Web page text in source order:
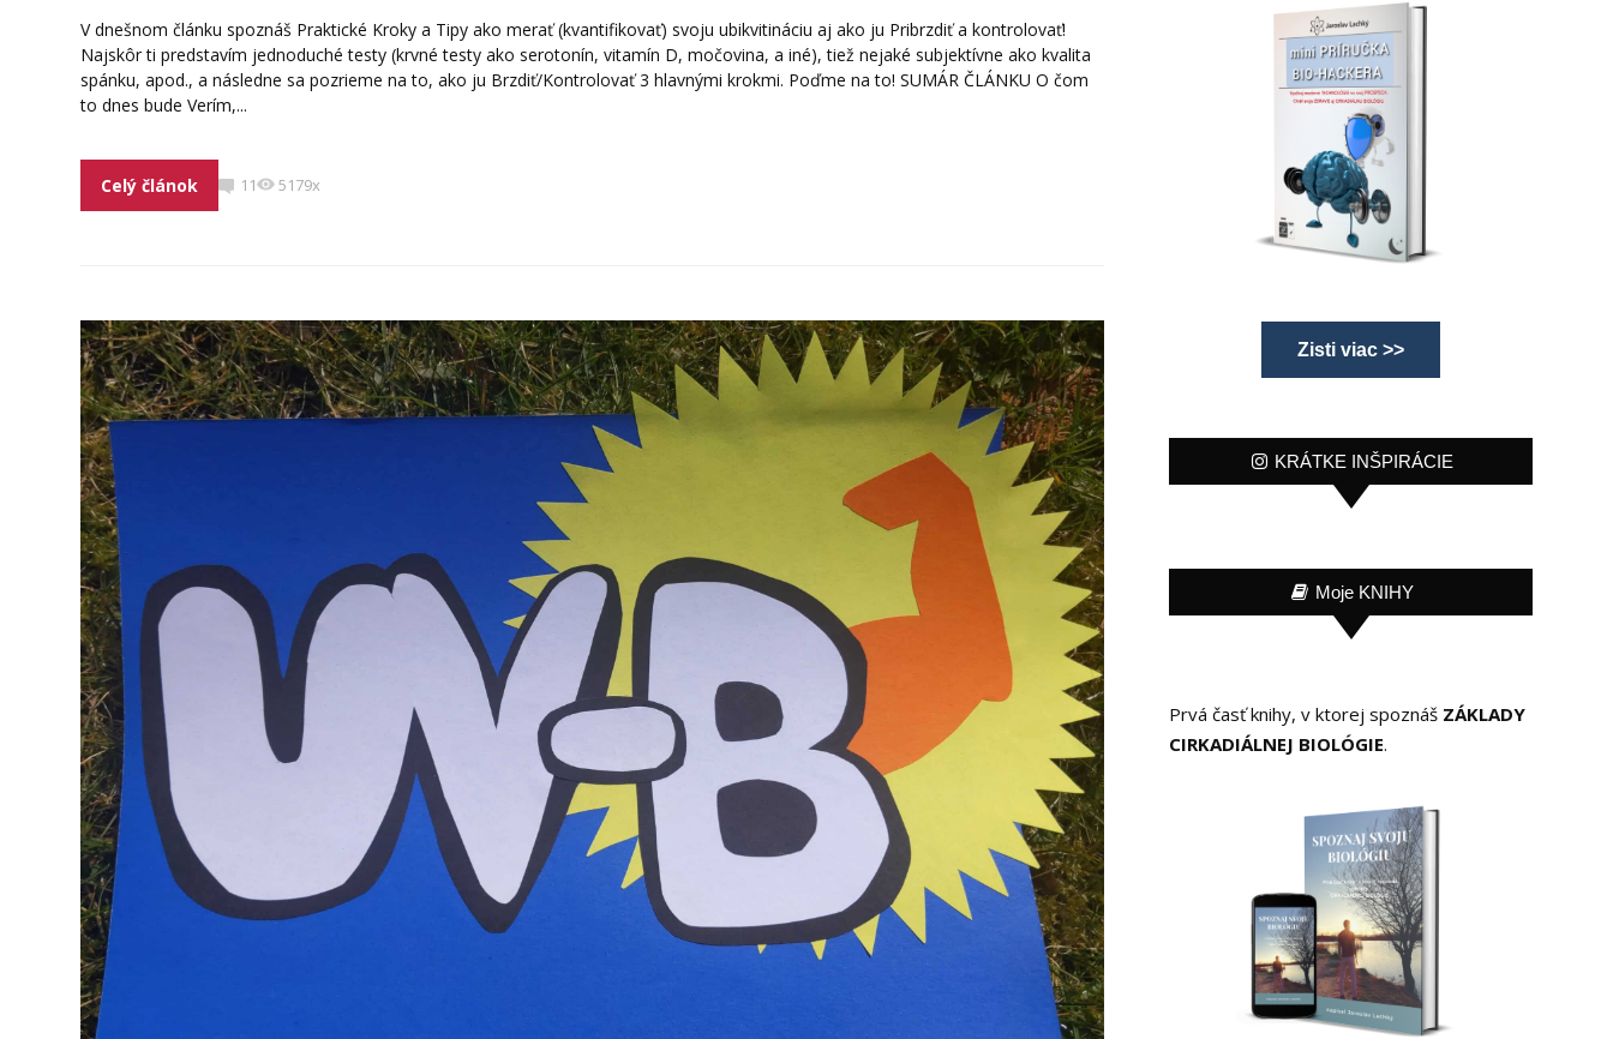
V dnešnom článku spoznáš Praktické Kroky a Tipy ako merať (kvantifikovať) svoju ubikvitináciu aj ako ju Pribrzdiť a kontrolovať!
Najskôr ti predstavím jednoduché testy (krvné testy ako serotonín, vitamín D, močovina, a iné), tiež nejaké subjektívne ako kvalita
spánku, apod., a následne sa pozrieme na to, ako ju Brzdiť/Kontrolovať 3 hlavnými krokmi. Poďme na to! SUMÁR ČLÁNKU O čom
to dnes bude Verím,...
Celý článok 11 5179x
Zisti viac >>
KRÁTKE INŠPIRÁCIE
Moje KNIHY
Prvá časť knihy, v ktorej spoznáš ZÁKLADY
CIRKADIÁLNEJ BIOLÓGIE.